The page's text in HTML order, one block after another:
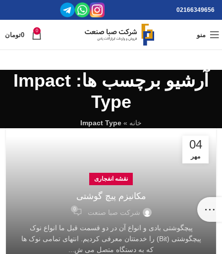
02166349656
منو
0
0تومان
آرشیو برچسب ها: Impact
Type
خانه »
Impact Type
04
مهر
نقشه انفجاری
مکانیزم پیچ گوشتی
شرکت صبا صنعت 0
پیچگوشتی بادی و انواع آن در دو قسمت قبل ما انواع نوک
پیچگوشتی (Bit) را خدمتتان معرفی کردیم. انتهای تمامی نوک ها
که به دستگاه متصل می ش...